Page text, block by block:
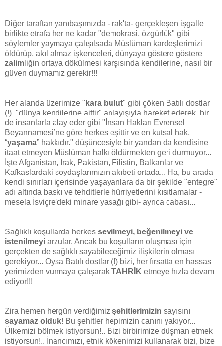
Diğer taraftan yanıbaşımızda -Irak'ta- gerçekleşen işgalle
birlikte etrafa her ne kadar "demokrasi, özgürlük" gibi
söylemler yaymaya çalışılsada Müslüman kardeşlerimizi
öldürüp, akıl almaz işkenceleri, dünyaya göstere göstere
zalim liğin ortaya dökülmesi karşısında kendilerine, nasıl bir
güven duymamız gerekir!!!
Her alanda üzerimize " kara bulut" gibi çöken Batılı dostlar
(!), "dünya kendilerine aittir" anlayışıyla hareket ederek, bir
de insanlarla alay eder gibi "İnsan Hakları Evrensel
Beyannamesi’ne göre herkes eşittir ve en kutsal hak,
“yaşama” hakkıdır." düşüncesiyle bir yandan da kendisine
itaat etmeyen Müslüman halkı öldürmekten geri durmuyor...
İşte Afganistan, Irak, Pakistan, Filistin, Balkanlar ve
Kafkaslardaki soydaşlarımızın akıbeti ortada... Ha, bu arada
kendi sınırları içerisinde yaşayanlara da bir şekilde "entegre"
adı altında baskı ve tehditlerle hürriyetlerini kısıtlamalar -
mesela İsviçre'deki minare yasağı gibi- ayrıca cabası...
Sağlıklı koşullarda herkes sevilmeyi, beğenilmeyi ve
istenilmeyi arzular. Ancak bu koşulların oluşması için
gerçekten de sağlıklı sayabileceğimiz ilişkilerin olması
gerekiyor... Oysa Batılı dostlar (!) bizi, her fırsatta en hassas
yerimizden vurmaya çalışarak TAHRİK etmeye hızla devam
ediyor!!!
Zira hemen hergün verdiğimiz şehitlerimizin sayısını
sayamaz olduk! Bu şehitler hepimizin canını yakıyor...
Ülkemizi bölmek istiyorsun!.. Bizi birbirimize düşman etmek
istiyorsun!.. İnancımızı, etnik kökenimizi kullanarak bizi, bize